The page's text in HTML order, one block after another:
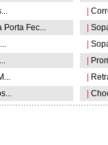
Porta Fec...